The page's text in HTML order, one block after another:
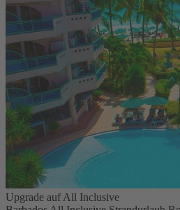
Upgrade auf All Inclusive